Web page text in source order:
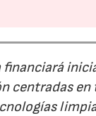
financiará
centradas en